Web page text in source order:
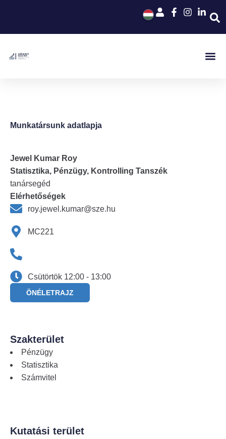
Munkatársunk adatlapja
Jewel Kumar Roy
Statisztika, Pénzügy, Kontrolling Tanszék
tanársegéd
Elérhetőségek
roy.jewel.kumar@sze.hu
MC221
Csütörtök 12:00 - 13:00
ÖNÉLETRAJZ
Szakterület
Pénzügy
Statisztika
Számvitel
Kutatási terület